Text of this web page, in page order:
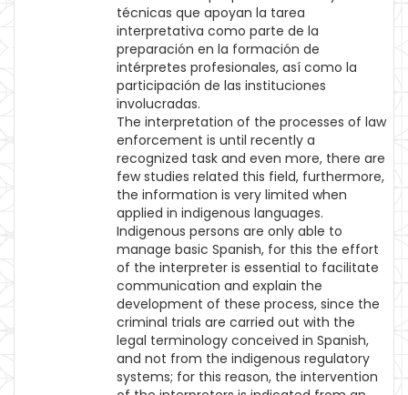
técnicas que apoyan la tarea
interpretativa como parte de la
preparación en la formación de
intérpretes profesionales, así como la
participación de las instituciones
involucradas.
The interpretation of the processes of law
enforcement is until recently a
recognized task and even more, there are
few studies related this field, furthermore,
the information is very limited when
applied in indigenous languages.
Indigenous persons are only able to
manage basic Spanish, for this the effort
of the interpreter is essential to facilitate
communication and explain the
development of these process, since the
criminal trials are carried out with the
legal terminology conceived in Spanish,
and not from the indigenous regulatory
systems; for this reason, the intervention